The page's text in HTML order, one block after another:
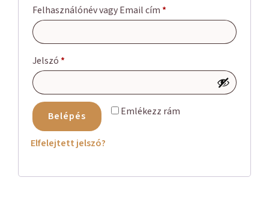
Felhasználónév vagy Email cím *
Jelszó *
Emlékezz rám
Belépés
Elfelejtett jelszó?